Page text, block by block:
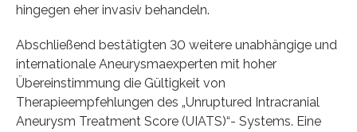
hingegen eher invasiv behandeln.
Abschließend bestätigten 30 weitere unabhängige und
internationale Aneurysmaexperten mit hoher
Übereinstimmung die Gültigkeit von
Therapieempfehlungen des „Unruptured Intracranial
Aneurysm Treatment Score (UIATS)“- Systems. Eine